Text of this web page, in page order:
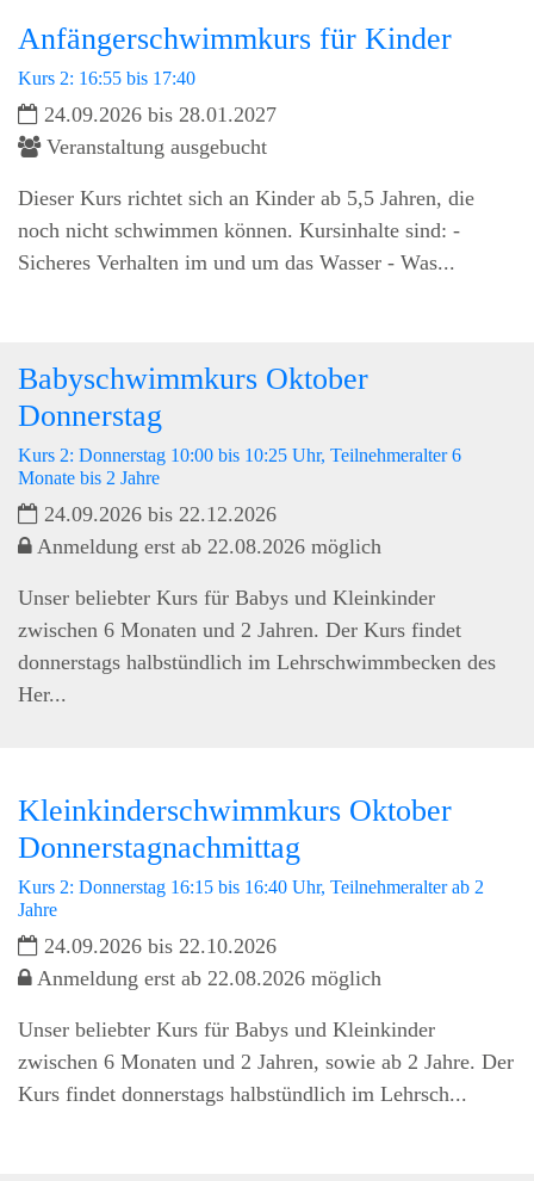
Anfängerschwimmkurs für Kinder
Kurs 2: 16:55 bis 17:40
24.09.2026 bis 28.01.2027
Veranstaltung ausgebucht
Dieser Kurs richtet sich an Kinder ab 5,5 Jahren, die
noch nicht schwimmen können. Kursinhalte sind: -
Sicheres Verhalten im und um das Wasser - Was...
Babyschwimmkurs Oktober
Donnerstag
Kurs 2: Donnerstag 10:00 bis 10:25 Uhr, Teilnehmeralter 6
Monate bis 2 Jahre
24.09.2026 bis 22.12.2026
Anmeldung erst ab 22.08.2026 möglich
Unser beliebter Kurs für Babys und Kleinkinder
zwischen 6 Monaten und 2 Jahren. Der Kurs findet
donnerstags halbstündlich im Lehrschwimmbecken des
Her...
Kleinkinderschwimmkurs Oktober
Donnerstagnachmittag
Kurs 2: Donnerstag 16:15 bis 16:40 Uhr, Teilnehmeralter ab 2
Jahre
24.09.2026 bis 22.10.2026
Anmeldung erst ab 22.08.2026 möglich
Unser beliebter Kurs für Babys und Kleinkinder
zwischen 6 Monaten und 2 Jahren, sowie ab 2 Jahre. Der
Kurs findet donnerstags halbstündlich im Lehrsch...